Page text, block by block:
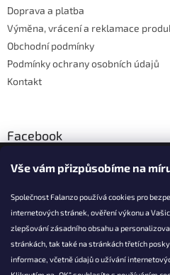
Vše vám přizpůsobíme na
Společnost Falanzo používá cookies pro
internetových stránek, ověření výkonu a
zlepšování zásadního obsahu a
stránkách, tak také na stránkách třetích
informace, včetně údajů o užívání
Doprava a platba
Výměna, vrácení a reklamace
Obchodní podmínky
Podmínky ochrany osobních údajů
Kontakt
Facebook
KONTAKT
info@falanzo.cz
Falanzo.cz